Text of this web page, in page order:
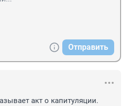
Отправить
акт о капитуляции.